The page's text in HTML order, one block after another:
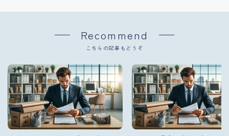
Recommend
こちらの記事もどうぞ